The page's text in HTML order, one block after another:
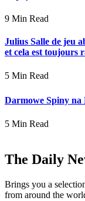
9 Min Read
Julius Salle de jeu
et cela est toujours
5 Min Read
Darmowe Spiny
5 Min Read
The Daily
Brings you a
from around the